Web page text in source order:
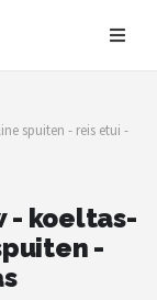
spuiten - reis etui -
- koeltas-
-